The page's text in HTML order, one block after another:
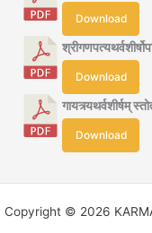
Download
Download
गायत्र्यथर्वशीर्षम्
Download
Copyright © 2026